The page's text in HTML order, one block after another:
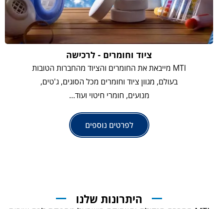
ציוד וחומרים - לרכישה
MTI מייבאת את החומרים והציוד מהחברות הטובות
בעולם, מגוון ציוד וחומרים מכל הסוגים, ג'טים,
מנועים, חומרי חיטוי ועוד…
לפרטים נוספים
היתרונות שלנו